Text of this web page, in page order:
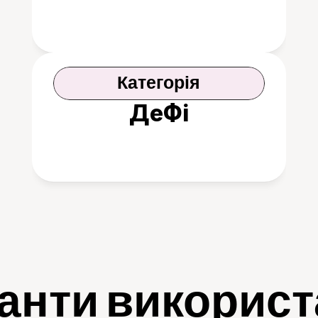
Категорія
ДеФі